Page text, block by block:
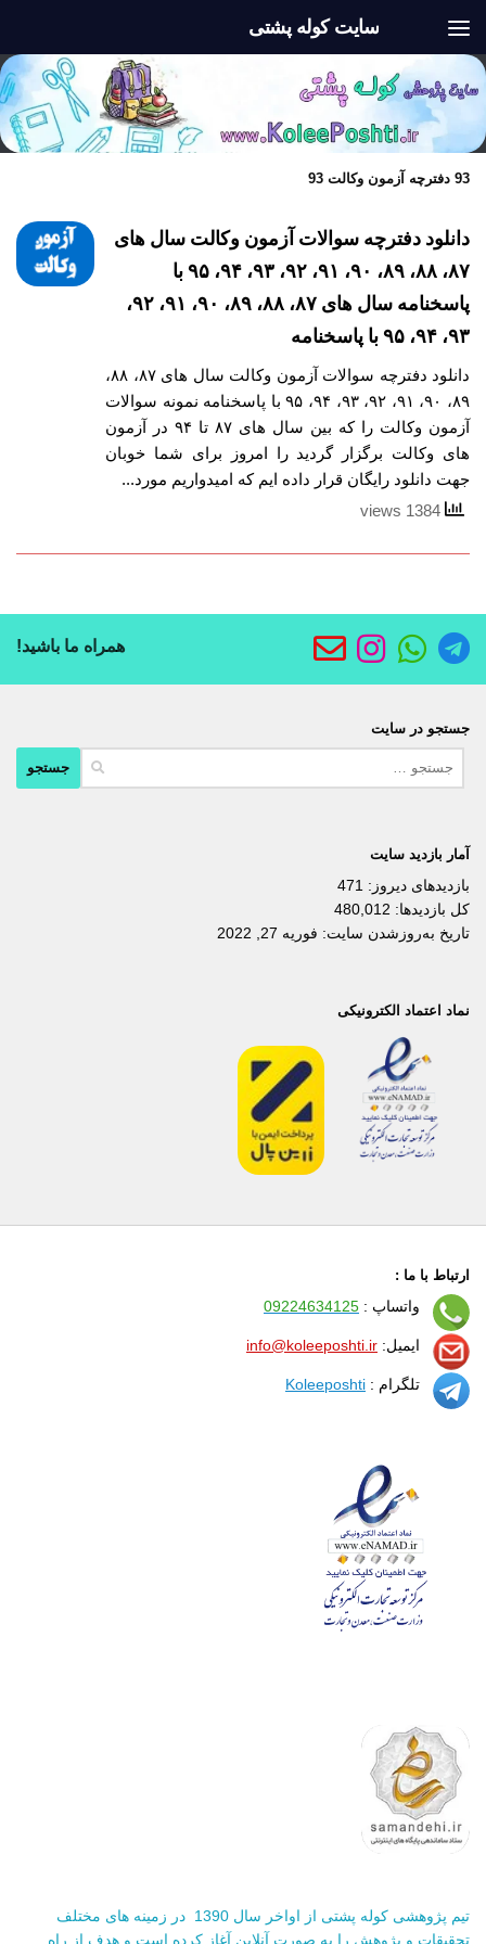
سایت کوله پشتی
93 دفترچه آزمون وکالت 93
دانلود دفترچه سوالات آزمون وکالت سال های
۸۷، ۸۸، ۸۹، ۹۰، ۹۱، ۹۲، ۹۳، ۹۴، ۹۵ با
پاسخنامه سال های ۸۷، ۸۸، ۸۹، ۹۰، ۹۱، ۹۲،
۹۳، ۹۴، ۹۵ با پاسخنامه
دانلود دفترچه سوالات آزمون وکالت سال های ۸۷، ۸۸،
۸۹، ۹۰، ۹۱، ۹۲، ۹۳، ۹۴، ۹۵ با پاسخنامه نمونه سوالات
آزمون وکالت را که بین سال های ۸۷ تا ۹۴ در آزمون
های وکالت برگزار گردید را امروز برای شما خوبان
جهت دانلود رایگان قرار داده ایم که امیدواریم مورد...
همراه ما باشید!
جستجو در سایت
آمار بازدید سایت
بازدیدهای دیروز: 471
کل بازدیدها: 480,012
تاریخ به‌روزشدن سایت: فوریه 27, 2022
نماد اعتماد الکترونیکی
ارتباط با ما :
واتساپ : 09224634125
ایمیل: info@koleeposhti.ir
تلگرام : Koleeposhti
تیم پژوهشی کوله پشتی از اواخر سال 1390 در زمینه های مختلف
تحقیقات و پژوهش را به صورت آنلاین آغاز کرده است و هدف از راه